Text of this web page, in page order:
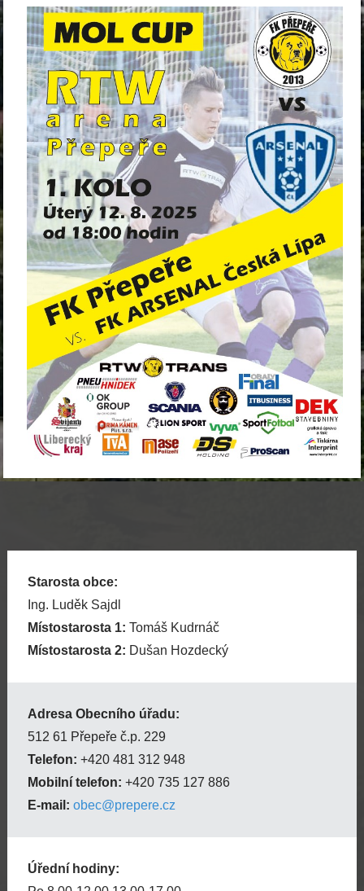
Starosta obce:
Ing. Luděk Sajdl
Místostarosta 1: Tomáš Kudrnáč
Místostarosta 2: Dušan Hozdecký
Adresa Obecního úřadu:
512 61 Přepeře č.p. 229
Telefon: +420 481 312 948
Mobilní telefon: +420 735 127 886
E-mail: obec@prepere.cz
Úřední hodiny: